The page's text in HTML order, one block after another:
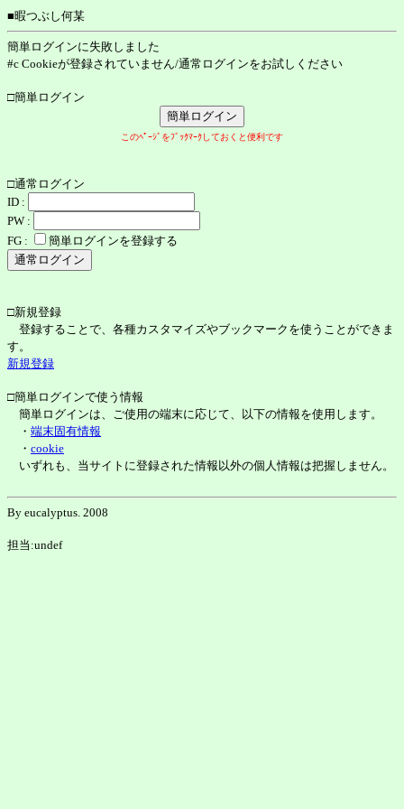
■暇つぶし何某
簡単ログインに失敗しました
#c Cookieが登録されていません/通常ログインをお試しください
□簡単ログイン
このﾍﾟｰｼﾞをﾌﾞｯｸﾏｰｸしておくと便利です
□通常ログイン
ID :
PW :
FG :
簡単ログインを登録する
□新規登録
登録することで、各種カスタマイズやブックマークを使うことができま
す。
新規登録
□簡単ログインで使う情報
簡単ログインは、ご使用の端末に応じて、以下の情報を使用します。
・ 端末固有情報
・ cookie
いずれも、当サイトに登録された情報以外の個人情報は把握しません。
By eucalyptus. 2008
担当:undef